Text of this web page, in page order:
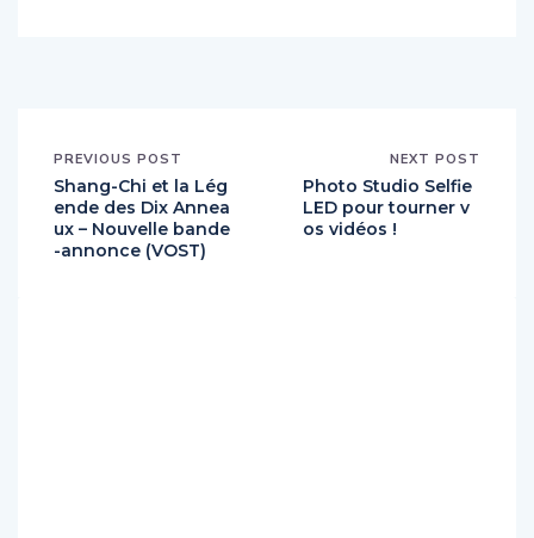
PREVIOUS POST
Shang-Chi et la Lég
ende des Dix Annea
ux – Nouvelle bande
-annonce (VOST)
NEXT POST
Photo Studio Selfie
LED pour tourner v
os vidéos !